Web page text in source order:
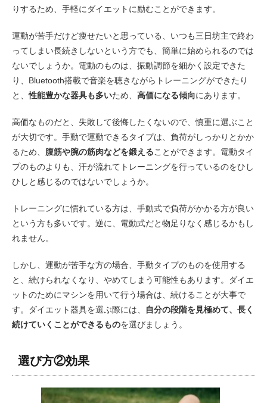
りするため、手軽にダイエットに励むことができます。
運動が苦手だけど痩せたいと思っている、いつも三日坊主で終わ
ってしまい長続きしないという方でも、簡単に始められるのでは
ないでしょうか。電動のものは、振動調節を細かく設定できた
り、Bluetooth搭載で音楽を聴きながらトレーニングができたり
と、性能豊かな器具も多いため、 高価になる傾向にあります。
高価なものだと、失敗して後悔したくないので、慎重に選ぶこと
が大切です。手動で運動できるタイプは、負荷がしっかりとかか
るため、 腹筋や腕の筋肉などを鍛えることができます。電動タイ
プのものよりも、汗が流れてトレーニングを行っているのをひし
ひしと感じるのではないでしょうか。
トレーニングに慣れている方は、手動式で負荷がかかる方が良い
という方も多いです。逆に、電動式だと物足りなく感じるかもし
れません。
しかし、運動が苦手な方の場合、手動タイプのものを使用する
と、続けられなくなり、やめてしまう可能性もあります。ダイエ
ットのためにマシンを用いて行う場合は、続けることが大事で
す。ダイエット器具を選ぶ際には、
自分の段階を見極めて、長く
続けていくことができるものを選びましょう。
選び方②効果